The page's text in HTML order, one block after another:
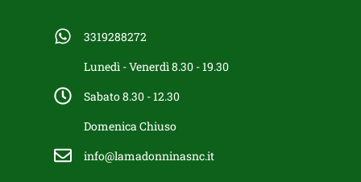
3319288272
Lunedì - Venerdì 8.30 - 19.30
Sabato 8.30 - 12.30
Domenica Chiuso
info@lamadonninasnc.it